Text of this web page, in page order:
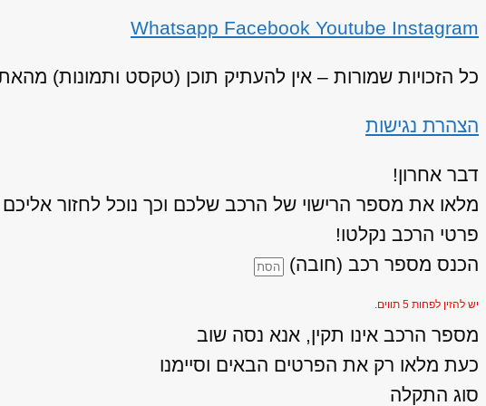
Whatsapp Facebook Youtube Instagram
כל הזכויות שמורות – אין להעתיק תוכן (טקסט ותמונות)
הצהרת נגישות
דבר אחרון!
מלאו את מספר הרישוי של הרכב שלכם וכך נוכל לחזור
פרטי הרכב נקלטו!
הכנס מספר רכב (חובה)
יש להזין לפחות 5 תווים.
מספר הרכב אינו תקין, אנא נסה שוב
כעת מלאו רק את הפרטים הבאים וסיימנו
סוג התקלה